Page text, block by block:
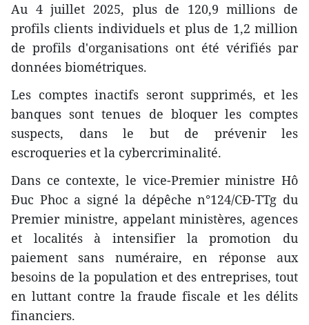
Au 4 juillet 2025, plus de 120,9 millions de
profils clients individuels et plus de 1,2 million
de profils d'organisations ont été vérifiés par
données biométriques.
Les comptes inactifs seront supprimés, et les
banques sont tenues de bloquer les comptes
suspects, dans le but de prévenir les
escroqueries et la cybercriminalité.
Dans ce contexte, le vice-Premier ministre Hô
Đuc Phoc a signé la dépêche n°124/CĐ-TTg du
Premier ministre, appelant ministères, agences
et localités à intensifier la promotion du
paiement sans numéraire, en réponse aux
besoins de la population et des entreprises, tout
en luttant contre la fraude fiscale et les délits
financiers.